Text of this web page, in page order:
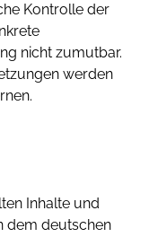
Kontrolle der
nicht zumutbar.
werden
Inhalte und
dem deutschen